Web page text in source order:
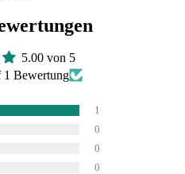
5.00 von 5
1 Bewertung
1
0
0
0